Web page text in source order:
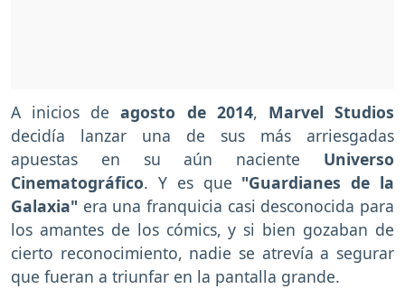
A inicios deagosto de 2014, Marvel Studios
decidía lanzar una de sus más arriesgadas
apuestas en su aún naciente Universo
Cinematográfico. Y es que "Guardianes de la
Galaxia" era una franquicia casi desconocida para
los amantes de los cómics, y si bien gozaban de
cierto reconocimiento, nadie se atrevía a segurar
que fueran a triunfar en la pantalla grande.